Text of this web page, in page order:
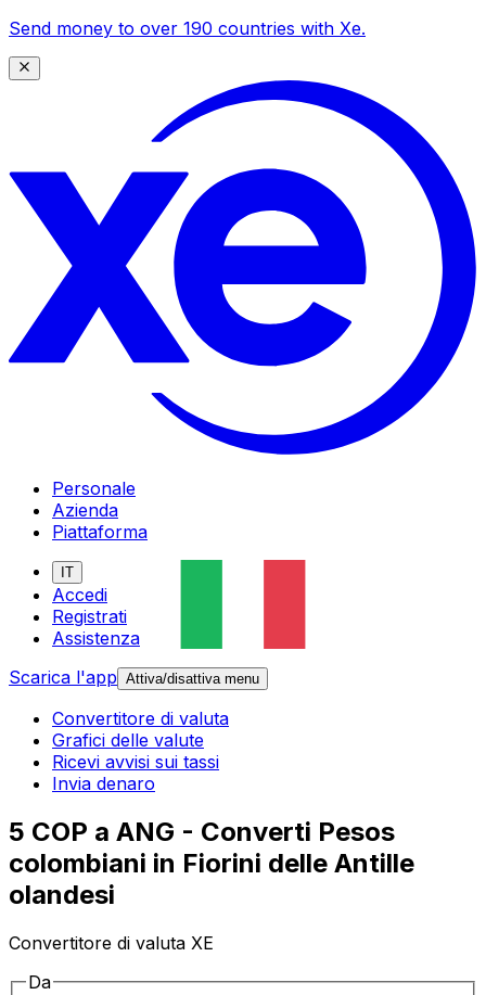
Send money to over 190 countries with Xe.
Personale
Azienda
Piattaforma
IT
Accedi
Registrati
Assistenza
Scarica l'app Attiva/disattiva menu
Convertitore di valuta
Grafici delle valute
Ricevi avvisi sui tassi
Invia denaro
5 COP a ANG - Converti Pesos
colombiani in Fiorini delle Antille
olandesi
Convertitore di valuta XE
Da